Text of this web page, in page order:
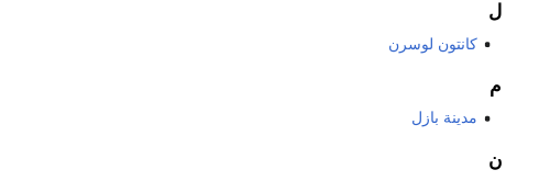
ل
كانتون لوسرن
م
مدينة بازل
ن